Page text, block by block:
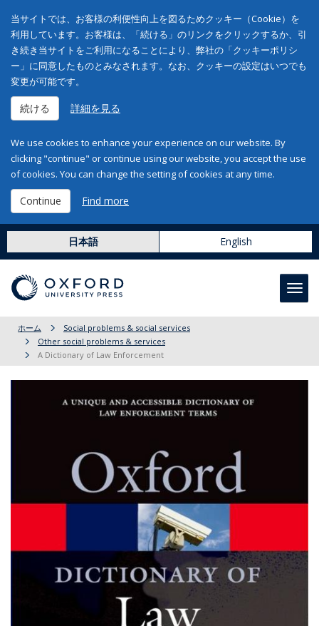
当サイトでは、お客様の利便性向上を図るためクッキー（Cookie）を
利用しています。お客様は、「続ける」のリンクをクリックするか、引
き続き当サイトをご利用になることにより、弊社の「クッキーポリシ
ー」に同意したものとみなされます。なお、クッキーの設定はいつでも
変更が可能です。
続ける 詳細を見る
We use cookies to enhance your experience on our website. By
clicking "continue" or continue using our website, you accept the use
of cookies. You can change the setting of cookies at any time.
Continue Find more
日本語 English
ホーム
Social problems & social services
Other social problems & services
A Dictionary of Law Enforcement